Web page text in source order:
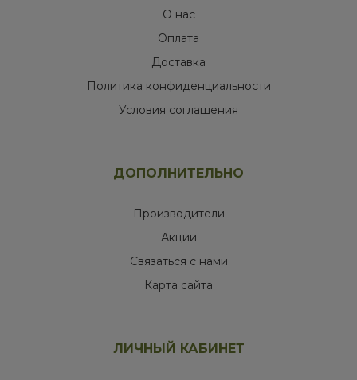
О нас
Оплата
Доставка
Политика конфиденциальности
Условия соглашения
ДОПОЛНИТЕЛЬНО
Производители
Акции
Связаться с нами
Карта сайта
ЛИЧНЫЙ КАБИНЕТ